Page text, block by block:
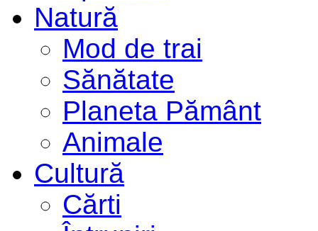
Natură
Mod de trai
Sănătate
Planeta Pământ
Animale
Cultură
Cărti